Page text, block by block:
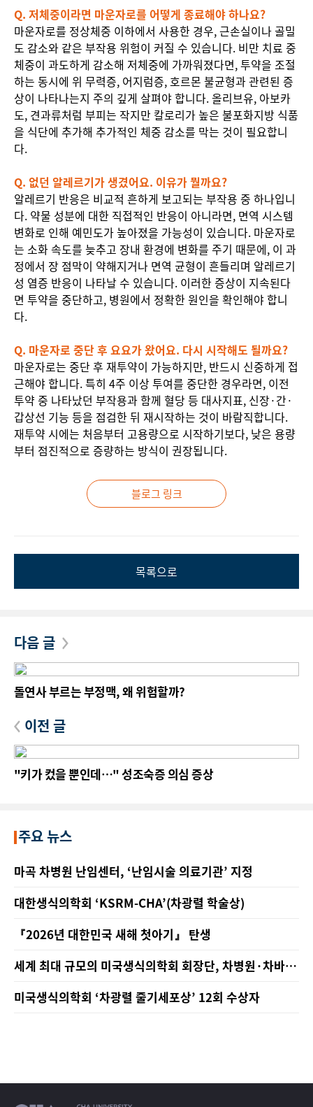
Q. 저체중이라면 마운자로를 어떻게 종료해야 하나요?
마운자로를 정상체중 이하에서 사용한 경우, 근손실이나 골밀
도 감소와 같은 부작용 위험이 커질 수 있습니다. 비만 치료 중
체중이 과도하게 감소해 저체중에 가까워졌다면, 투약을 조절
하는 동시에 위 무력증, 어지럼증, 호르몬 불균형과 관련된 증
상이 나타나는지 주의 깊게 살펴야 합니다. 올리브유, 아보카
도, 견과류처럼 부피는 작지만 칼로리가 높은 불포화지방 식품
을 식단에 추가해 추가적인 체중 감소를 막는 것이 필요합니
다.
Q. 없던 알레르기가 생겼어요. 이유가 뭘까요?
알레르기 반응은 비교적 흔하게 보고되는 부작용 중 하나입니
다. 약물 성분에 대한 직접적인 반응이 아니라면, 면역 시스템
변화로 인해 예민도가 높아졌을 가능성이 있습니다. 마운자로
는 소화 속도를 늦추고 장내 환경에 변화를 주기 때문에, 이 과
정에서 장 점막이 약해지거나 면역 균형이 흔들리며 알레르기
성 염증 반응이 나타날 수 있습니다. 이러한 증상이 지속된다
면 투약을 중단하고, 병원에서 정확한 원인을 확인해야 합니
다.
Q. 마운자로 중단 후 요요가 왔어요. 다시 시작해도 될까요?
마운자로는 중단 후 재투약이 가능하지만, 반드시 신중하게 접
근해야 합니다. 특히 4주 이상 투여를 중단한 경우라면, 이전
투약 중 나타났던 부작용과 함께 혈당 등 대사지표, 신장·간·
갑상선 기능 등을 점검한 뒤 재시작하는 것이 바람직합니다.
재투약 시에는 처음부터 고용량으로 시작하기보다, 낮은 용량
부터 점진적으로 증량하는 방식이 권장됩니다.
블로그 링크
목록으로
다음 글
돌연사 부르는 부정맥, 왜 위험할까?
이전 글
"키가 컸을 뿐인데…" 성조숙증 의심 증상
주요 뉴스
마곡 차병원 난임센터, ‘난임시술 의료기관’ 지정
대한생식의학회 ‘KSRM-CHA’(차광렬 학술상)
『2026년 대한민국 새해 첫아기』 탄생
세계 최대 규모의 미국생식의학회 회장단, 차병원·차바이
미국생식의학회 ‘차광렬 줄기세포상’ 12회 수상자